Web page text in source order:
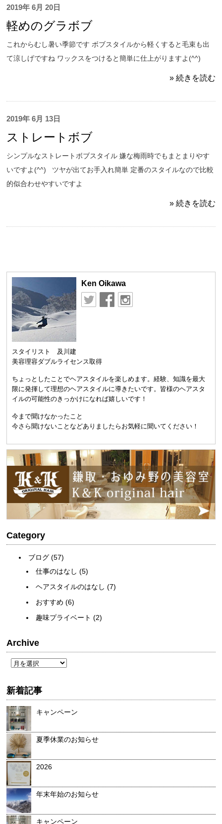
2019年 6月 20日
軽めのグラボブ
これからむし暑い季節です ボブスタイルから軽くすると毛束も出
て涼しげですね ワックスをつけると簡単に仕上がりますよ(^^)
» 続きを読む
2019年 6月 13日
ストレートボブ
シンプルなストレートボブスタイル 嫌な梅雨時でもまとまりやす
いですよ(^^) ツヤが出てお手入れ簡単 定番のスタイルなので比較
的似合わせやすいですよ
» 続きを読む
Ken Oikawa
スタイリスト 及川建
美容理容ダブルライセンス取得
ちょっとしたことでヘアスタイルを楽しめます。経験、知識を最大
限に発揮して理想のヘアスタイルに導きたいです。皆様のヘアスタ
イルの可能性のきっかけになれば嬉しいです！
今まで聞けなかったこと
今さら聞けないことなどありましたらお気軽に聞いてください！
Category
ブログ (57)
仕事のはなし (5)
ヘアスタイルのはなし (7)
おすすめ (6)
趣味プライベート (2)
Archive
新着記事
キャンペーン
夏季休業のお知らせ
2026
年末年始のお知らせ
キャンペーン